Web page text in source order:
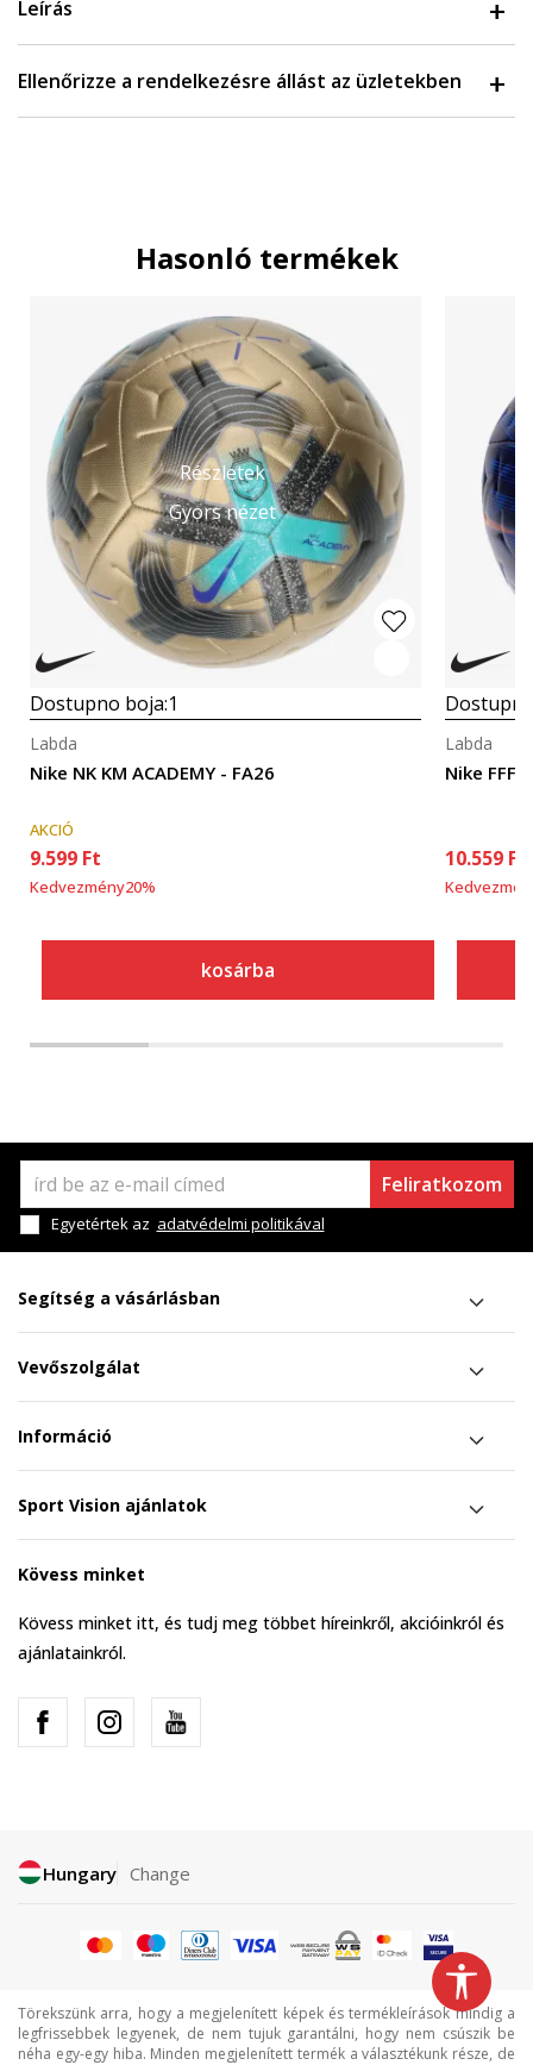
Leírás
Ellenőrizze a rendelkezésre állást az üzletekben
Hasonló termékek
Részletek
Gyors nézet
Dostupno boja:1
Nike NK KM ACADEMY - FA26
Labda
AKCIÓ
9.599 Ft
Kedvezmény20%
kosárba
Nike FFF
Labda
10.559 Ft
Feliratkozom
Egyetértek az adatvédelmi politikával
Segítség a vásárlásban
Vevőszolgálat
Információ
Sport Vision ajánlatok
Kövess minket
Kövess minket itt, és tudj meg többet híreinkről, akcióinkról és
ajánlatainkról.
Hungary Change
Törekszünk arra, hogy a megjelenített képek és termékleírások mindig a
legfrissebbek legyenek, de nem tujuk garantálni, hogy nem csúszik be
néha egy-egy hiba. Minden megjelenített termék a választékunk része, de